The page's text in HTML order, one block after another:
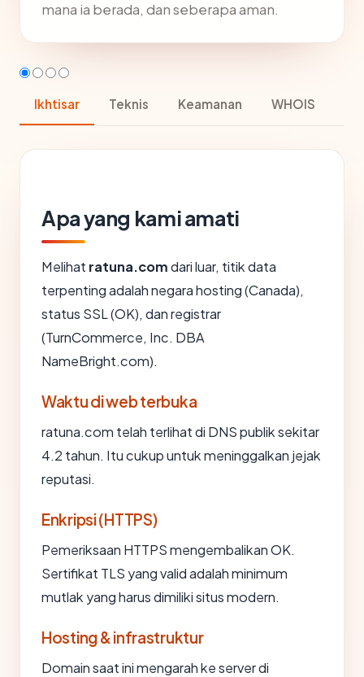
mana ia berada, dan seberapa aman.
Ikhtisar Teknis Keamanan WHOIS
Apa yang kami amati
Melihat ratuna.comdari luar, titik data
terpenting adalah negara hosting (Canada),
status SSL (OK), dan registrar
(TurnCommerce, Inc. DBA
NameBright.com).
Waktu di web terbuka
ratuna.com telah terlihat di DNS publik sekitar
4.2 tahun. Itu cukup untuk meninggalkan jejak
reputasi.
Enkripsi (HTTPS)
Pemeriksaan HTTPS mengembalikan OK.
Sertifikat TLS yang valid adalah minimum
mutlak yang harus dimiliki situs modern.
Hosting & infrastruktur
Domain saat ini mengarah ke server di